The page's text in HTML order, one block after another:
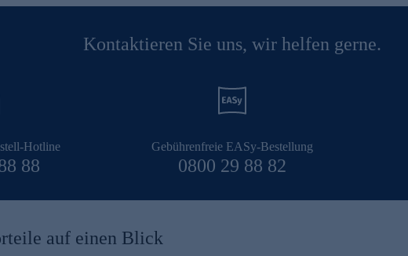
Kontaktieren Sie uns, wir helfen gerne.
Hotline
88
Gebührenfreie EASy-Bestellung
0800 29 88 82
auf einen Blick